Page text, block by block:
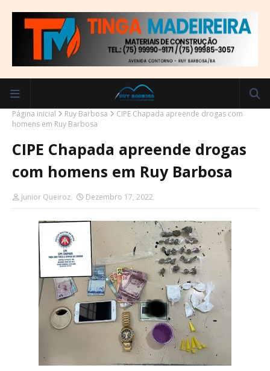
Página inicial Ruy Barbosa
CIPE Chapada apreende drogas com
homens em Ruy Barbosa
CIPE Chapada apreende drogas
com homens em Ruy Barbosa
Junior Queiroz Dezembro 17, 2022